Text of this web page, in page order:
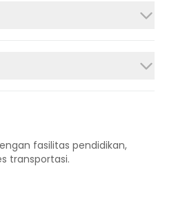
fasilitas pendidikan,
transportasi.